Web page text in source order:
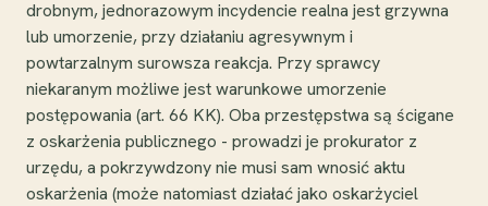
drobnym, jednorazowym incydencie realna jest grzywna
lub umorzenie, przy działaniu agresywnym i
powtarzalnym surowsza reakcja. Przy sprawcy
niekaranym możliwe jest warunkowe umorzenie
postępowania (art. 66 KK). Oba przestępstwa są ścigane
z oskarżenia publicznego - prowadzi je prokurator z
urzędu, a pokrzywdzony nie musi sam wnosić aktu
oskarżenia (może natomiast działać jako oskarżyciel